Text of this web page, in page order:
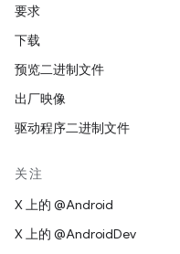
要求
下载
预览二进制文件
出厂映像
驱动程序二进制文件
关注
X 上的 @Android
X 上的 @AndroidDev